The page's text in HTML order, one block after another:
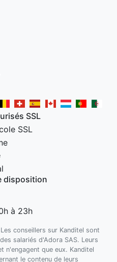
SSL
disposition
à 23h
Les conseillers sur Kanditel sont
salariés d'Adora SAS. Leurs
n'engagent que eux. Kanditel
le contenu de leurs